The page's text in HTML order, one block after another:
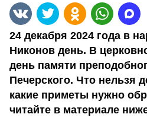
24 декабря 2024 года в
Никонов день. В
день памяти
Печерского. Что нельзя
какие приметы нужно
читайте в материале